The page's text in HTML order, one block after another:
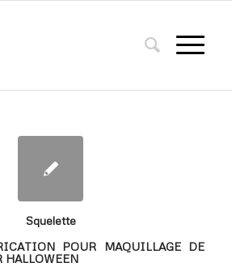
Squelette
POUR MAQUILLAGE DE
HALLOWEEN